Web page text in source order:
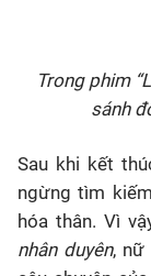
Trong phim
sánh
Sau khi kết
ngừng tìm
hóa thân. Vì
nhân duyên, nữ